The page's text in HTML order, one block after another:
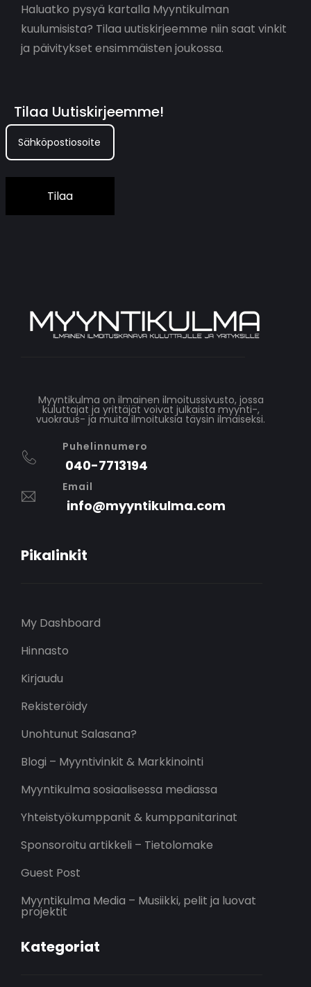
Haluatko pysyä kartalla Myyntikulman
kuulumisista? Tilaa uutiskirjeemme niin saat vinkit
ja päivitykset ensimmäisten joukossa.
Tilaa Uutiskirjeemme!
Tilaa
Myyntikulma on ilmainen ilmoitussivusto, jossa
kuluttajat ja yrittäjät voivat julkaista myynti-,
vuokraus- ja muita ilmoituksia täysin ilmaiseksi.
Puhelinnumero
040-7713194
Email
info@myyntikulma.com
Pikalinkit
My Dashboard
Hinnasto
Kirjaudu
Rekisteröidy
Unohtunut Salasana?
Blogi – Myyntivinkit & Markkinointi
Myyntikulma sosiaalisessa mediassa
Yhteistyökumppanit & kumppanitarinat
Sponsoroitu artikkeli – Tietolomake
Guest Post
Myyntikulma Media – Musiikki, pelit ja luovat
projektit
Kategoriat